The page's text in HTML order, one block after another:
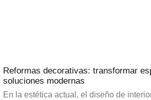
Reformas decorativas: transformar
soluciones modernas
En la estética actual, el diseño de